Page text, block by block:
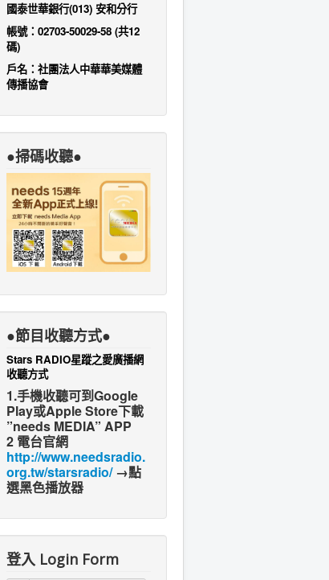
國泰世華銀行(013) 安和分行
帳號：02703-50029-58 (共12
碼)
戶名：社團法人中華華美媒體
傳播協會
●掃碼收聽●
●節目收聽方式●
Stars RADIO星蹤之愛廣播網
收聽方式
1.手機收聽可到Google
Play或Apple Store下載
”needs MEDIA” APP
2 電台官網
http://www.needsradio.
org.tw/starsradio/→點
選黑色播放器
登入 Login Form